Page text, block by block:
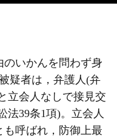
いかんを問わず身
疑者は， 弁護人 (弁
立会人なしで接見交
法39条1項)。立会人
呼ばれ，防御上最